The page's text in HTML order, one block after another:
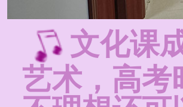
文化课
艺术，高考